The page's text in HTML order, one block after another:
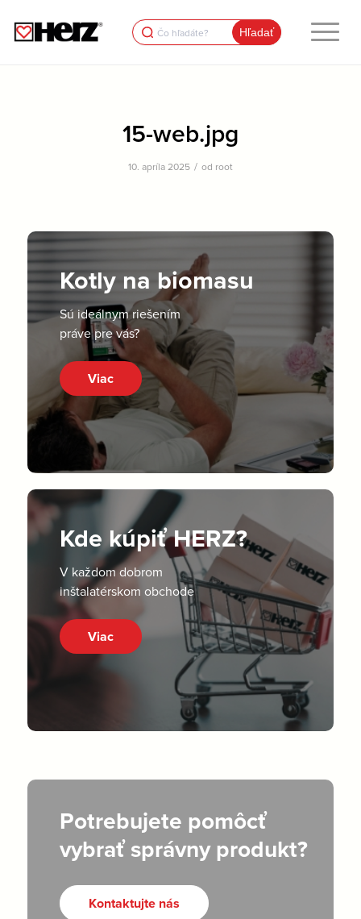
Search
for:
15-web.jpg
10. apríla 2025 / od root
Kotly na biomasu
Sú ideálnym riešením
práve pre vás?
Viac
Kde kúpiť HERZ?
V každom dobrom
inštalatérskom obchode
Viac
Potrebujete pomôcť
vybrať správny produkt?
Kontaktujte nás